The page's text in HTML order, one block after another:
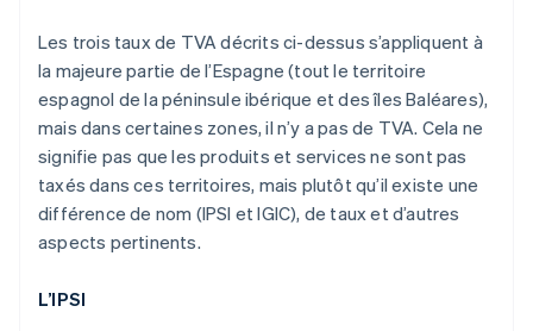
Les trois taux de TVA décrits ci-dessus s’appliquent à
la majeure partie de l’Espagne (tout le territoire
espagnol de la péninsule ibérique et des îles Baléares),
mais dans certaines zones, il n’y a pas de TVA. Cela ne
signifie pas que les produits et services ne sont pas
taxés dans ces territoires, mais plutôt qu’il existe une
différence de nom (IPSI et IGIC), de taux et d’autres
aspects pertinents.
L’IPSI